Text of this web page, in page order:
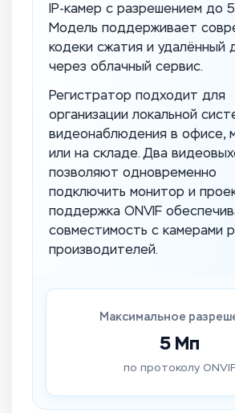
IP-камер с разрешением до
Модель поддерживает
кодеки сжатия и удалённый
через облачный сервис.
Регистратор подходит для
организации локальной
видеонаблюдения в офисе,
или на складе. Два
позволяют одновременно
подключить монитор и
поддержка ONVIF
совместимость с камерами
производителей.
Максимальное
5 Мп
по протоколу